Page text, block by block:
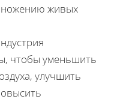
живых
чтобы уменьшить
улучшить